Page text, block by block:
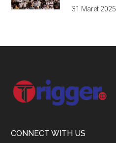
31 Maret 2025
Footer
CONNECT WITH US